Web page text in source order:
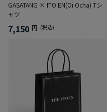
GASATANG × ITO EN(Oi Ocha) Tシ
ャツ
7,150 円 (税込)